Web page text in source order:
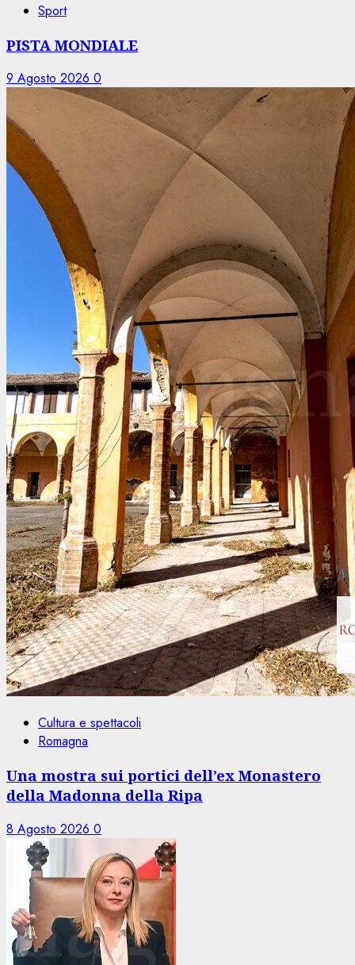
Sport
PISTA MONDIALE
9 Agosto 2026 0
Cultura e spettacoli
Romagna
Una mostra sui portici dell’ex Monastero
della Madonna della Ripa
8 Agosto 2026 0